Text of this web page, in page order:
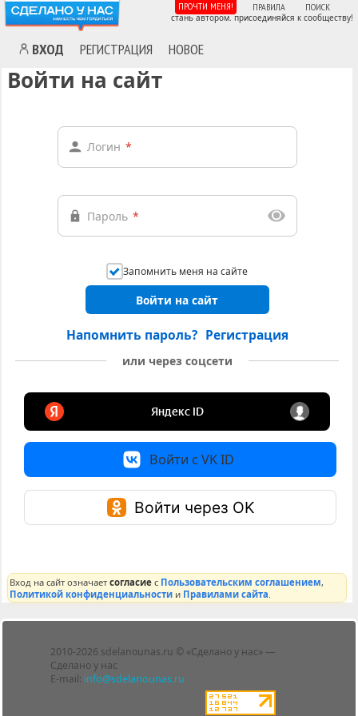
ВХОД РЕГИСТРАЦИЯ НОВОЕ
ПРОЧТИ МЕНЯ! ПРАВИЛА ПОИСК
стань автором. присоединяйся к сообществу!
Войти на сайт
Логин *
Пароль *
Запомнить меня на сайте
Войти на сайт
Напомнить пароль? Регистрация
или через соцсети
Войти с VK ID
Войти через OK
Вход на сайт означаетсогласие с Пользовательским соглашением,
Политикой конфиденциальности и Правилами сайта
2010-2026 sdelanounas.ru © «Сделано у нас» —
Сделано у нас
E-mail: info@sdelanounas.ru
Блоги
Люди
Политика